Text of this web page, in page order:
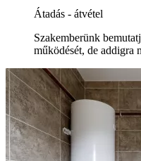
Átadás - átvétel
Szakemberünk
működését, de addigra